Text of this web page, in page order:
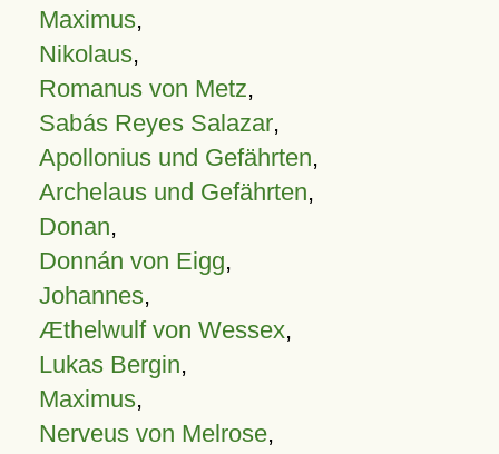
Maximus,
Nikolaus,
Romanus von Metz,
Sabás Reyes Salazar,
Apollonius und Gefährten,
Archelaus und Gefährten,
Donan,
Donnán von Eigg,
Johannes,
Æthelwulf von Wessex,
Lukas Bergin,
Maximus,
Nerveus von Melrose,